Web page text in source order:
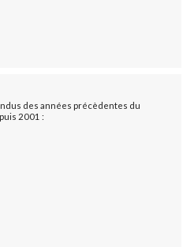
des années précèdentes du
2001 :